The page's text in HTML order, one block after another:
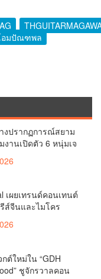
อมปัณฑพล
างปรากฏการณ์สยาม
านเปิดตัว 6 หนุ่มเจ
T-POP พีพี กฤษฏ์
เผยเทรนด์คอนเทนต์
ส์จีนและไมโคร
มพลังหลัก ดันการ
ต์ใหม่ใน “GDH
ชูจักรวาลคอน